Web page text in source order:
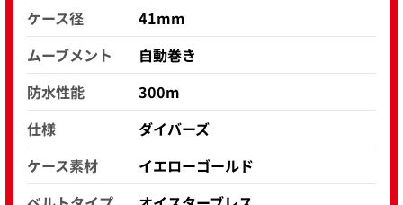
ケース径
41mm
ムーブメント
自動巻き
防水性能
300m
仕様
ダイバーズ
ケース素材
イエローゴールド